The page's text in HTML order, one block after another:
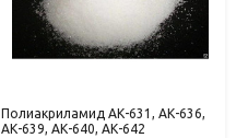
Полиакриламид АК-631, АК-636,
АК-639, АК-640, АК-642